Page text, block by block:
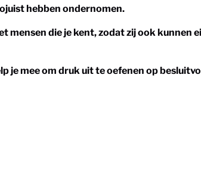
hebben ondernomen.
mensen die je kent, zodat zij ook
je mee om druk uit te oefenen op